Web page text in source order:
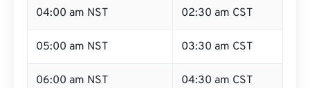
04:00 am NST 02:30 am CST
05:00 am NST 03:30 am CST
06:00 am NST 04:30 am CST